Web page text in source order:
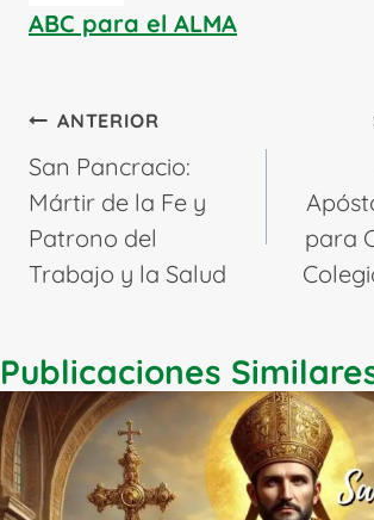
ABC para el ALMA
Navegación
de
entradas
ANTERIOR
San Pancracio:
Mártir de la Fe y
Patrono del
Trabajo y la Salud
para
Publicaciones